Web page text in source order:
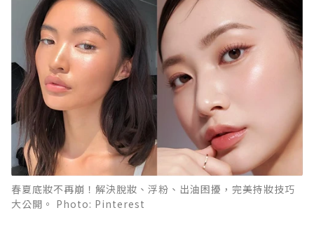
春夏底妝不再崩！解決脫妝、浮粉、出油困擾，完美持妝技巧
大公開。 Photo: Pinterest